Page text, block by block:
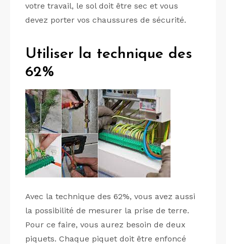
votre travail, le sol doit être sec et vous
devez porter vos chaussures de sécurité.
Utiliser la technique des
62%
Avec la technique des 62%, vous avez aussi
la possibilité de mesurer la prise de terre.
Pour ce faire, vous aurez besoin de deux
piquets. Chaque piquet doit être enfoncé